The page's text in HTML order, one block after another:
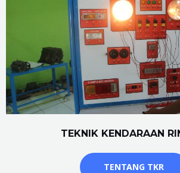
TEKNIK KENDARAAN
TENTANG TKR